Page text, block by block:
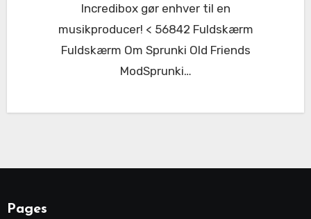
Incredibox gør enhver til en
musikproducer! < 56842 Fuldskærm
Fuldskærm Om Sprunki Old Friends
ModSprunki…
Pages